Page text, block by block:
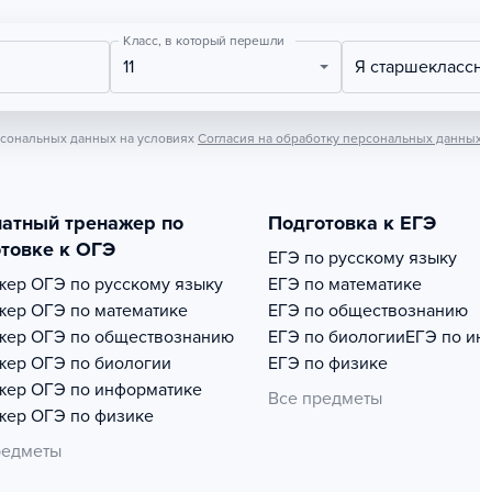
Класс, в который перешли
11 Я
данных на условиях Согласия на обработку персональных
тренажер по
к ОГЭ
ОГЭ по русскому языку
ОГЭ по математике
ОГЭ по обществознанию
ОГЭ по биологии
ОГЭ по информатике
ОГЭ по физике
Подготовка к ЕГЭ
ЕГЭ по русскому языку
ЕГЭ по математике
ЕГЭ по обществознанию
ЕГЭ по биологииЕГЭ по
ЕГЭ по физике
Все предметы